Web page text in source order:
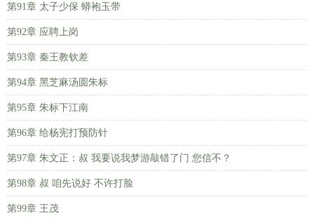
第91章 太子少保 蟒袍玉带
第92章 应聘上岗
第93章 秦王教钦差
第94章 黑芝麻汤圆朱标
第95章 朱标下江南
第96章 给杨宪打预防针
第97章 朱文正：叔 我要说我梦游敲错了门 您信不？
第98章 叔 咱先说好 不许打脸
第99章 王茂